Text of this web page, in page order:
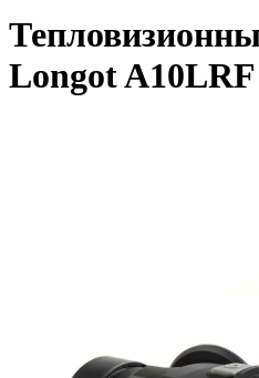
Longot A10LRF